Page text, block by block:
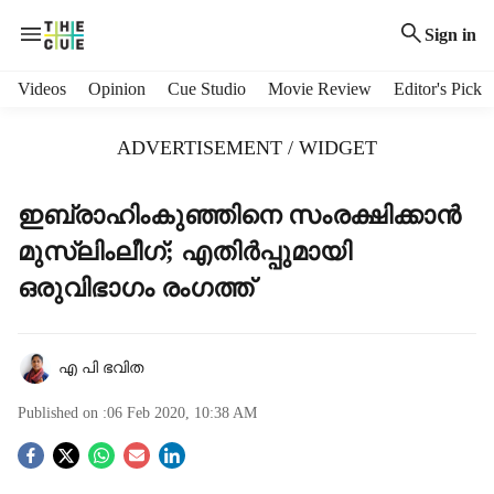
Sign in
Videos Opinion Cue Studio Movie Review Editor's Pick
ADVERTISEMENT / WIDGET
ഇബ്രാഹിംകുഞ്ഞിനെ സംരക്ഷിക്കാന്‍
മുസ്ലിംലീഗ്; എതിര്‍പ്പുമായി
ഒരുവിഭാഗം രംഗത്ത്
എ പി ഭവിത
Published on :06 Feb 2020, 10:38 AM
S